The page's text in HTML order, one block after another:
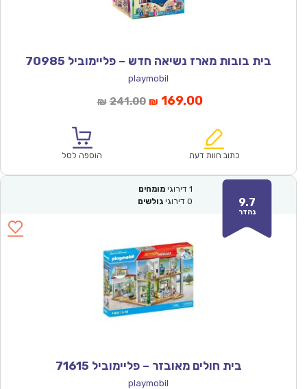
בית בובות מארז נשיאה חדש – פליימוביל 70985
playmobil
₪ 241.00המחיר
₪241.00.
₪ 169.00המחיר
הוא:
כתוב חוות דעת הוספה לסל
9.7
נהדר
1 דירוגי מומחים
0 דירוגי גולשים
בית חולים מאובזר – פליימוביל 71615
playmobil